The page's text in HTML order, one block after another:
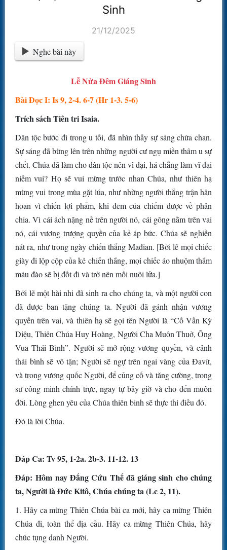
Sinh
21/12/2025
Nghe bài này
Lễ Nửa Ðêm Giáng Sinh
Bài Ðọc I: Is 9, 2-4. 6-7 (Hr 1-3. 5-6)
Trích sách Tiên tri Isaia.
Dân tộc bước đi trong u tối, đã nhìn thấy sự sáng chứa chan.
Sự sáng đã bừng lên trên những người cư ngụ miền thâm u sự
chết. Chúa đã làm cho dân tộc nên vĩ đại, há chẳng làm vĩ đại
niềm vui? Họ sẽ vui mừng trước nhan Chúa, như thiên hạ
mừng vui trong mùa gặt lúa, như những người thắng trận hân
hoan vì chiến lợi phẩm, khi đem của chiếm được về phân
chia. Vì cái ách nặng nề trên người nó, cái gông nằm trên vai
nó, cái vương trượng quyền của kẻ áp bức. Chúa sẽ nghiền
nát ra, như trong ngày chiến thắng Mađian. [Bởi lẽ mọi chiếc
giày đi lộp cộp của kẻ chiến thắng, mọi chiếc áo nhuộm thắm
máu đào sẽ bị đốt đi và trở nên mồi nuôi lửa.]
Bởi lẽ một hài nhi đã sinh ra cho chúng ta, và một người con
đã được ban tặng chúng ta. Người đã gánh nhận vương
quyền trên vai, và thiên hạ sẽ gọi tên Người là “Cố Vấn Kỳ
Diệu, Thiên Chúa Huy Hoàng, Người Cha Muôn Thuở, Ông
Vua Thái Bình”. Người sẽ mở rộng vương quyền, và cảnh
thái bình sẽ vô tận; Người sẽ ngự trên ngai vàng của Ðavít,
và trong vương quốc Người, để củng cố và tăng cường, trong
sự công minh chính trực, ngay tự bây giờ và cho đến muôn
đời. Lòng ghen yêu của Chúa thiên binh sẽ thực thi điều đó.
Ðó là lời Chúa.
Ðáp Ca: Tv 95, 1-2a. 2b-3. 11-12. 13
Ðáp: Hôm nay Ðấng Cứu Thế đã giáng sinh cho chúng
ta, Người là Ðức Kitô, Chúa chúng ta (Lc 2, 11).
1. Hãy ca mừng Thiên Chúa bài ca mới, hãy ca mừng Thiên
Chúa đi, toàn thể địa cầu. Hãy ca mừng Thiên Chúa, hãy
chúc tụng danh Người.